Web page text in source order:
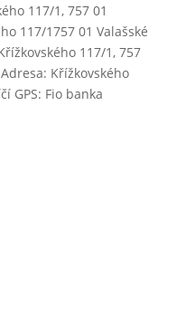
117/1, 757 01
117/1757 01 Valašské
117/1, 757
Křížkovského
GPS: Fio banka